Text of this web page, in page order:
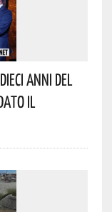
Anni Del
Il